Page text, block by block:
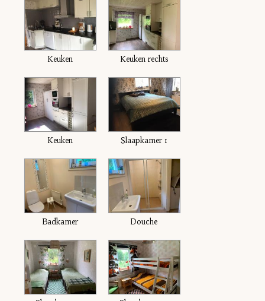
Keuken Keuken rechts
Keuken Slaapkamer 1
Badkamer Douche